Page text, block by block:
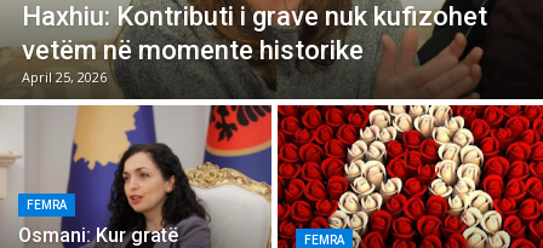
Haxhiu: Kontributi i grave nuk kufizohet
vetëm në momente historike
April 25, 2026
FEMRA
Osmani: Kur gratë
FEMRA